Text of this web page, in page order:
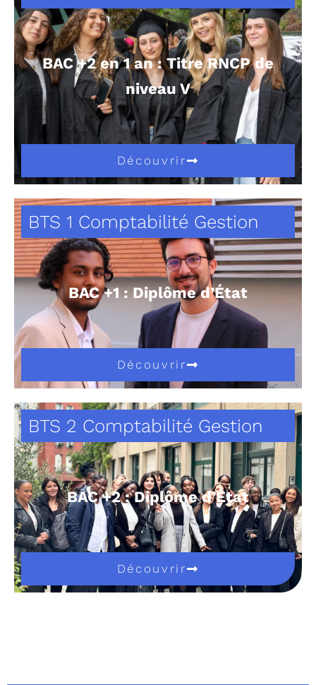
BAC +2 en 1 an : Titre RNCP de
niveau V
Découvrir
BTS 1 Comptabilité Gestion
BAC +1 : Diplôme d’État
Découvrir
BTS 2 Comptabilité Gestion
BAC +2 : Diplôme d’État
Découvrir